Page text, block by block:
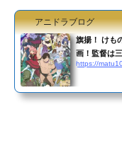
アニドラブログ
旗揚！ けも
画！監督は
https://